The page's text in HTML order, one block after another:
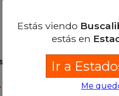
libro
Originales.
Estás viendo
estás en
Ir a
Me